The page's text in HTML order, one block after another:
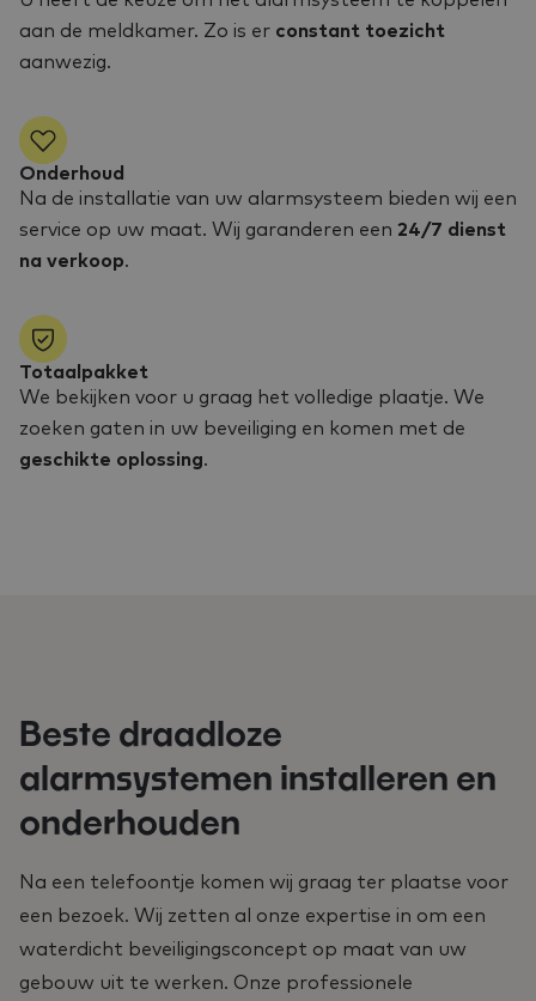
aan de meldkamer. Zo is er constant toezicht
aanwezig.
Onderhoud
Na de installatie van uw alarmsysteem bieden wij een
service op uw maat. Wij garanderen een 24/7 dienst
na verkoop.
Totaalpakket
We bekijken voor u graag het volledige plaatje. We
zoeken gaten in uw beveiliging en komen met de
geschikte oplossing.
Beste draadloze
alarmsystemen installeren en
onderhouden
Na een telefoontje komen wij graag ter plaatse voor
een bezoek. Wij zetten al onze expertise in om een
waterdicht beveiligingsconcept op maat van uw
gebouw uit te werken. Onze professionele